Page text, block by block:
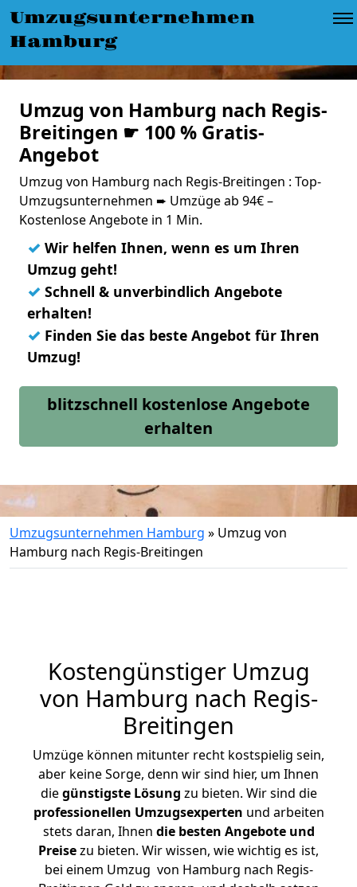
Umzugsunternehmen
Hamburg
Umzug von Hamburg nach Regis-
Breitingen ☛ 100 % Gratis-
Angebot
Umzug von Hamburg nach Regis-Breitingen : Top-
Umzugsunternehmen ➨ Umzüge ab 94€ –
Kostenlose Angebote in 1 Min.
✓ Wir helfen Ihnen, wenn es um Ihren
Umzug geht!
✓ Schnell & unverbindlich Angebote
erhalten!
✓ Finden Sie das beste Angebot für Ihren
Umzug!
blitzschnell kostenlose Angebote
erhalten
Umzugsunternehmen Hamburg » Umzug von
Hamburg nach Regis-Breitingen
Kostengünstiger Umzug
von Hamburg nach Regis-
Breitingen
Umzüge können mitunter recht kostspielig sein,
aber keine Sorge, denn wir sind hier, um Ihnen
diegünstigste Lösung zu bieten. Wir sind die
professionellen Umzugsexperten und arbeiten
stets daran, Ihnen die besten Angebote und
Preisezu bieten. Wir wissen, wie wichtig es ist,
bei einem Umzug von Hamburg nach Regis-